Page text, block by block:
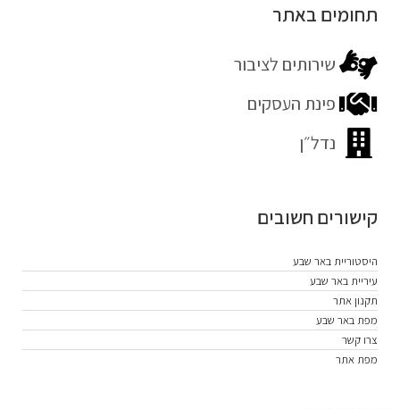
תחומים באתר
שירותים לציבור
פינת העסקים
נדל״ן
קישורים חשובים
היסטוריית באר שבע
עיריית באר שבע
תקנון אתר
מפת באר שבע
צרו קשר
מפת אתר